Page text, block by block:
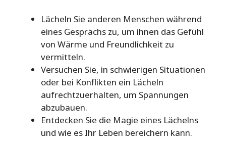
Lächeln Sie anderen Menschen während
eines Gesprächs zu, um ihnen das Gefühl
von Wärme und Freundlichkeit zu
vermitteln.
Versuchen Sie, in schwierigen Situationen
oder bei Konflikten ein Lächeln
aufrechtzuerhalten, um Spannungen
abzubauen.
Entdecken Sie die Magie eines Lächelns
und wie es Ihr Leben bereichern kann.